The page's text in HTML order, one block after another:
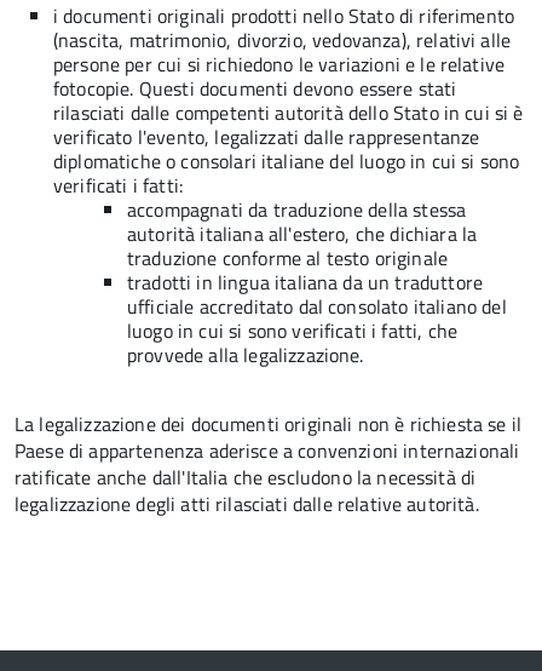
i documenti originali prodotti nello Stato di riferimento
(nascita, matrimonio, divorzio, vedovanza), relativi alle
persone per cui si richiedono le variazioni e le relative
fotocopie. Questi documenti devono essere stati
rilasciati dalle competenti autorità dello Stato in cui si è
verificato l'evento, legalizzati dalle rappresentanze
diplomatiche o consolari italiane del luogo in cui si sono
verificati i fatti:
accompagnati da traduzionedella stessa
autorità italiana all'estero, che dichiara la
traduzione conforme al testo originale
tradotti in lingua italiana da un traduttore
ufficiale accreditato dal consolato italiano del
luogo in cui si sono verificati i fatti, che
provvede alla legalizzazione.
La legalizzazione dei documenti originali non è richiesta se il
Paese di appartenenza aderisce a convenzioni internazionali
ratificate anche dall'Italia che escludono la necessità di
legalizzazione degli atti rilasciati dalle relative autorità.